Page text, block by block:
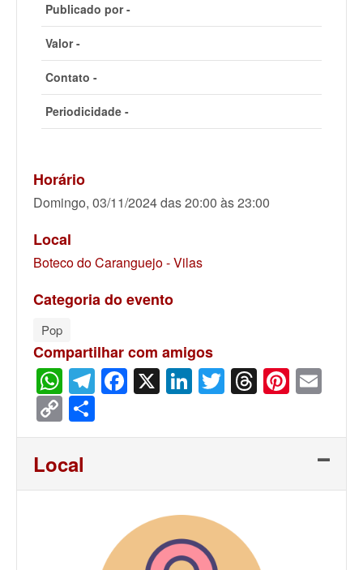
Publicado por -
Valor -
Contato -
Periodicidade -
Horário
Domingo, 03/11/2024 das 20:00 às 23:00
Local
Boteco do Caranguejo - Vilas
Categoria do evento
Pop
Compartilhar com amigos
WhatsApp
Telegram
Facebook
X LinkedIn
Twitter
Threads
Copy
Link
Local